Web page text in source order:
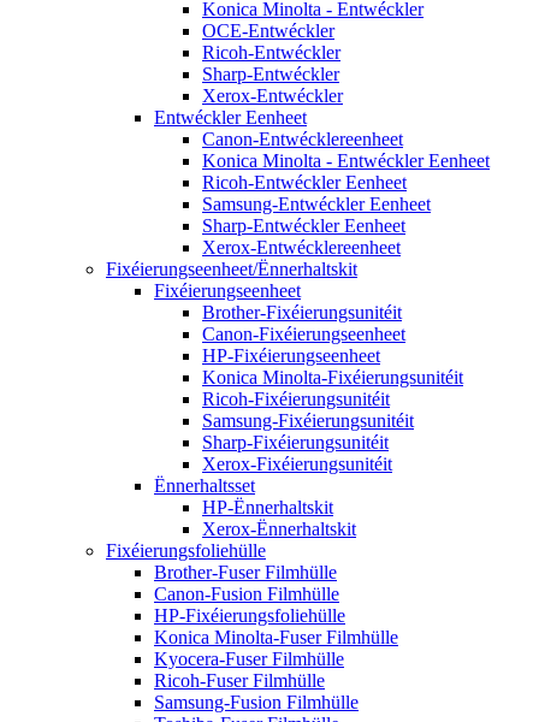
Konica Minolta - Entwéckler
OCE-Entwéckler
Ricoh-Entwéckler
Sharp-Entwéckler
Xerox-Entwéckler
Entwéckler Eenheet
Canon-Entwécklereenheet
Konica Minolta - Entwéckler Eenheet
Ricoh-Entwéckler Eenheet
Samsung-Entwéckler Eenheet
Sharp-Entwéckler Eenheet
Xerox-Entwécklereenheet
Fixéierungseenheet/Ënnerhaltskit
Fixéierungseenheet
Brother-Fixéierungsunitéit
Canon-Fixéierungseenheet
HP-Fixéierungseenheet
Konica Minolta-Fixéierungsunitéit
Ricoh-Fixéierungsunitéit
Samsung-Fixéierungsunitéit
Sharp-Fixéierungsunitéit
Xerox-Fixéierungsunitéit
Ënnerhaltsset
HP-Ënnerhaltskit
Xerox-Ënnerhaltskit
Fixéierungsfoliehülle
Brother-Fuser Filmhülle
Canon-Fusion Filmhülle
HP-Fixéierungsfoliehülle
Konica Minolta-Fuser Filmhülle
Kyocera-Fuser Filmhülle
Ricoh-Fuser Filmhülle
Samsung-Fusion Filmhülle